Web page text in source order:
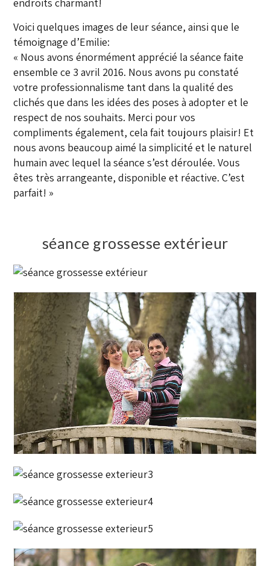
Voici quelques images de leur séance, ainsi que le
témoignage d’Emilie:
« Nous avons énormément apprécié la séance faite
ensemble ce 3 avril 2016. Nous avons pu constaté
votre professionnalisme tant dans la qualité des
clichés que dans les idées des poses à adopter et le
respect de nos souhaits. Merci pour vos
compliments également, cela fait toujours plaisir! Et
nous avons beaucoup aimé la simplicité et le naturel
humain avec lequel la séance s’est déroulée. Vous
êtes très arrangeante, disponible et réactive. C’est
parfait! »
séance grossesse extérieur